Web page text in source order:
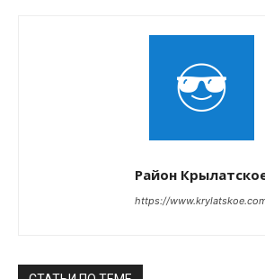
Район
https://